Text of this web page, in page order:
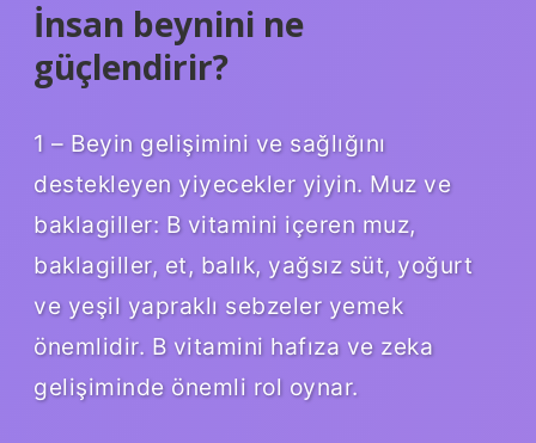
İnsan beynini ne
güçlendirir?
1 – Beyin gelişimini ve sağlığını
destekleyen yiyecekler yiyin. Muz ve
baklagiller: B vitamini içeren muz,
baklagiller, et, balık, yağsız süt, yoğurt
ve yeşil yapraklı sebzeler yemek
önemlidir. B vitamini hafıza ve zeka
gelişiminde önemli rol oynar.